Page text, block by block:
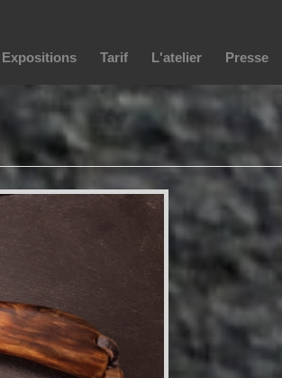
Expositions Tarif L'atelier Presse